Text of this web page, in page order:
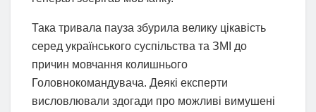
Така тривала пауза збурила велику цікавість
серед українського суспільства та ЗМІ до
причин мовчання колишнього
Головнокомандувача. Деякі експерти
висловлювали здогади про можливі вимушені